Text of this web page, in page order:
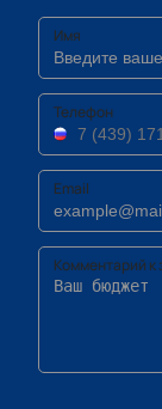
Имя
Телефон
Email
Комментарий к